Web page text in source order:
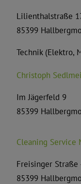
Lilienthalstraße
85399
Technik (Elektro,
Christoph
Im Jägerfeld 9
85399
Cleaning Service
Freisinger Straße
85399